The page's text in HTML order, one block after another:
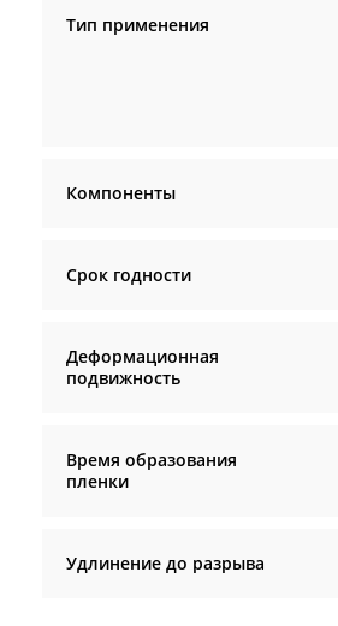
Тип применения
Компоненты
Срок годности
Деформационная
подвижность
Время образования
пленки
Удлинение до разрыва